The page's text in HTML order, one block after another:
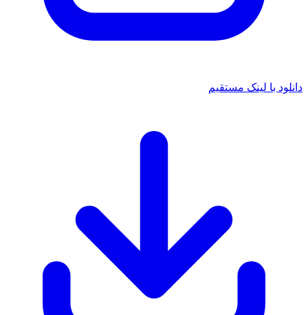
دانلود با لینک مستقیم